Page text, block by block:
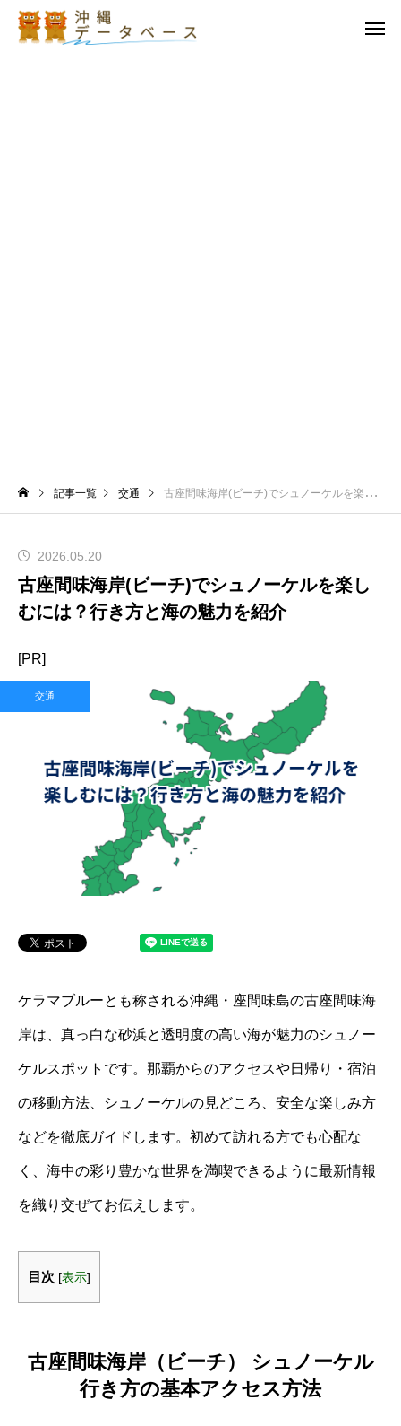
記事一覧 交通 古座間味海岸(ビーチ)でシュノーケルを楽しむには？行き方と海の魅力を紹介
2026.05.20
古座間味海岸(ビーチ)でシュノーケルを楽し
むには？行き方と海の魅力を紹介
[PR]
交通
ケラマブルーとも称される沖縄・座間味島の古座間味海
岸は、真っ白な砂浜と透明度の高い海が魅力のシュノー
ケルスポットです。那覇からのアクセスや日帰り・宿泊
の移動方法、シュノーケルの見どころ、安全な楽しみ方
などを徹底ガイドします。初めて訪れる方でも心配な
く、海中の彩り豊かな世界を満喫できるように最新情報
を織り交ぜてお伝えします。
目次 [表示]
古座間味海岸（ビーチ） シュノーケル
行き方の基本アクセス方法